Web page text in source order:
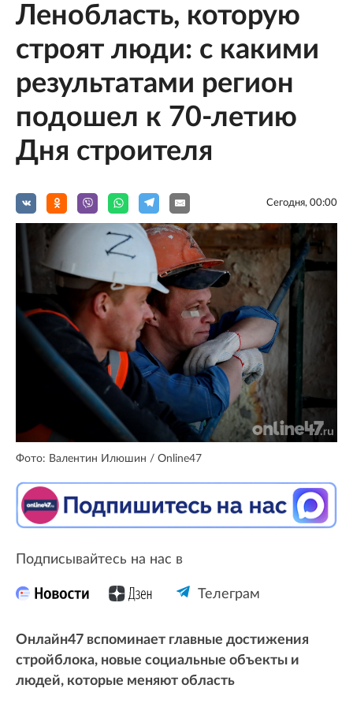
Ленобласть, которую
строят люди: с какими
результатами регион
подошел к 70-летию
Дня строителя
Сегодня, 00:00
Фото: Валентин Илюшин / Online47
Подписывайтесь на нас в
Телеграм
Онлайн47 вспоминает главные достижения
стройблока, новые социальные объекты и
людей, которые меняют область